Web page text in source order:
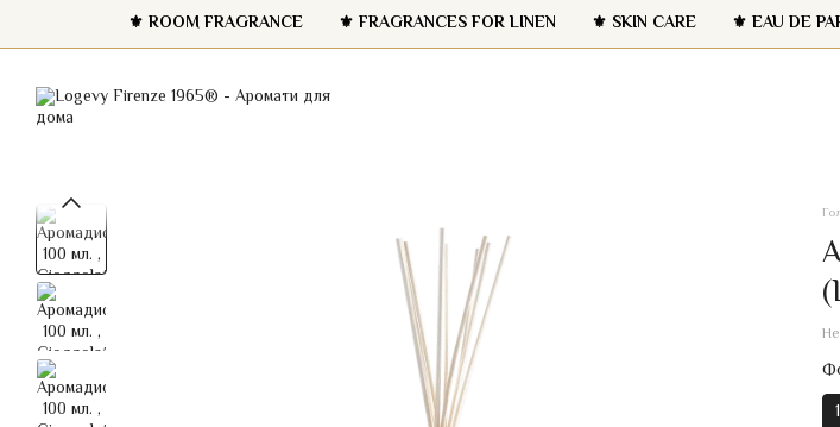
Перейти до основного контенту
⚜️ ROOM FRAGRANCE ⚜️ FRAGRANCES FOR LINEN ⚜️ SKIN CARE ⚜️ EAU DE